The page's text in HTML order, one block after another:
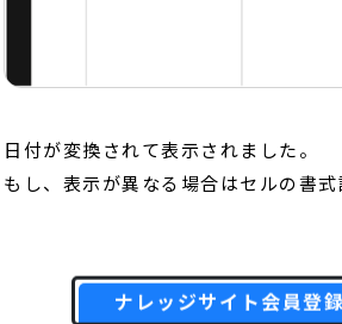
日付が変換されて表示されました。
もし、表示が異なる場合はセルの書
ナレッジサイト会員登録